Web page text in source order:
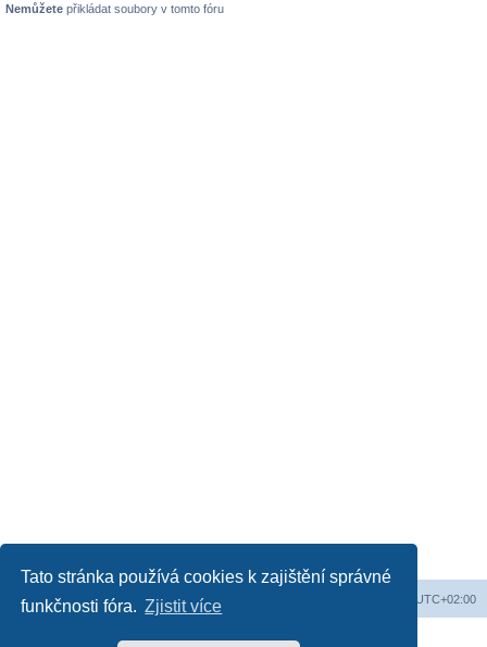
Tato stránka používá cookies k zajištění správné
funkčnosti fóra. Zjistit více
Nemůžete přikládat soubory v tomto fóru
Obsah fóra UTC+02:00